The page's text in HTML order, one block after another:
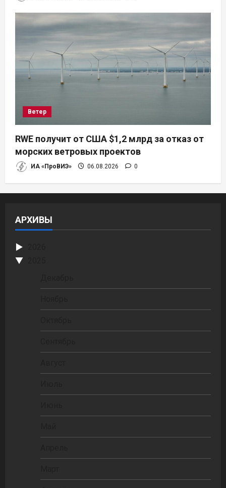
Ветер
RWE получит от США $1,2 млрд за отказ от
морских ветровых проектов
ИА «ПроВИЭ» 06.08.2026 0
АРХИВЫ